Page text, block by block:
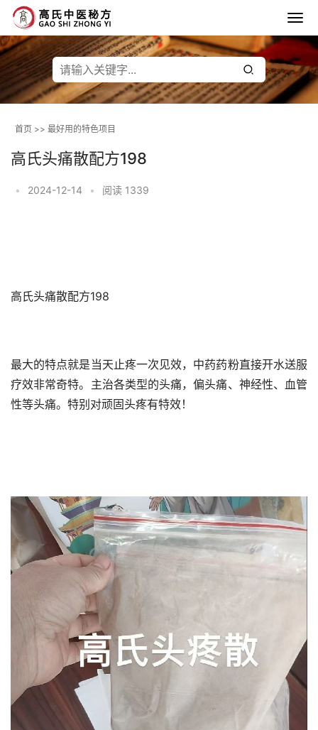
首页 >> 最好用的特色项目
高氏头痛散配方198
• 2024-12-14 • 阅读 1339
高氏头痛散配方198
最大的特点就是当天止疼一次见效，中药药粉直接开水送服
疗效非常奇特。主治各类型的头痛，偏头痛、神经性、血管
性等头痛。特别对顽固头疼有特效！